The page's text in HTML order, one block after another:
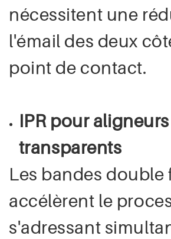
nécessitent une
l'émail des deux
point de contact.
IPR pour aligneurs
transparents
Les bandes double
accélèrent le
s'adressant